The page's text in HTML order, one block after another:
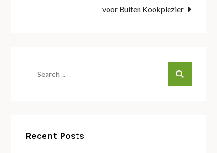
voor Buiten Kookplezier
Recent Posts